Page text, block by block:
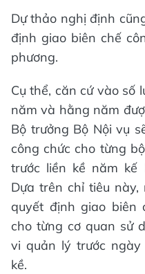
Dự thảo nghị định
định giao biên chế
phương.
Cụ thể, căn cứ vào số
năm và hằng năm
Bộ trưởng Bộ Nội vụ
công chức cho từng
trước liền kề năm kế
Dựa trên chỉ tiêu này,
quyết định giao biên
cho từng cơ quan sử
vi quản lý trước
kề.